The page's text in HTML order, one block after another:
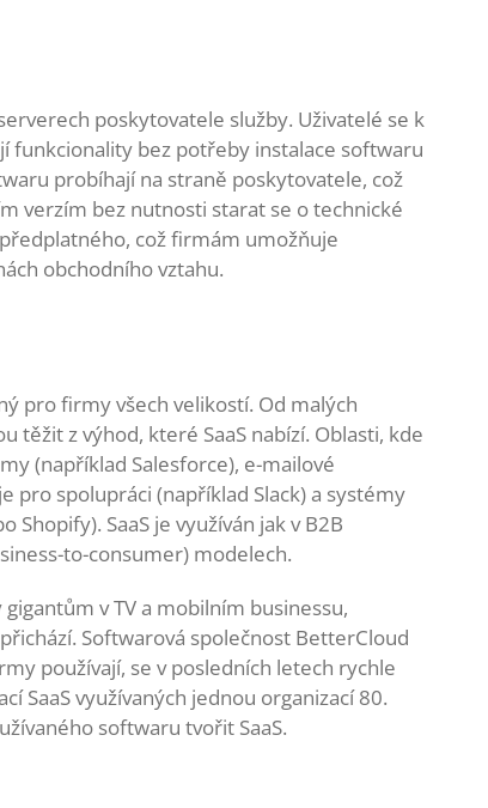
poskytovatele služby. Uživatelé se k
funkcionality bez potřeby instalace softwaru
probíhají na straně poskytovatele, což
verzím bez nutnosti starat se o technické
což firmám umožňuje
obchodního vztahu.
pro firmy všech velikostí. Od malých
těžit z výhod, které SaaS nabízí. Oblasti, kde
(například Salesforce), e-mailové
spolupráci (například Slack) a systémy
SaaS je využíván jak v B2B
to-consumer) modelech.
v TV a mobilním businessu,
Softwarová společnost BetterCloud
používají, se v posledních letech rychle
SaaS využívaných jednou organizací 80.
softwaru tvořit SaaS.